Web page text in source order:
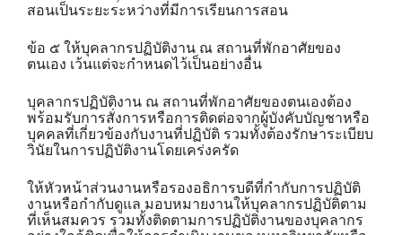
สอนเป็นระยะระหว่างที่มีการเรียนการสอน
ข้อ ๕ ให้บุคลากรปฏิบัติงาน ณ สถานที่พักอาศัยของ
ตนเอง เว้นแต่จะกำหนดไว้เป็นอย่างอื่น
บุคลากรปฏิบัติงาน ณ สถานที่พักอาศัยของตนเองต้อง
พร้อมรับการสั่งการหรือการติดต่อจากผู้บังคับบัญชาหรือ
บุคคลที่เกี่ยวข้องกับงานที่ปฏิบัติ รวมทั้งต้องรักษาระเบียบ
วินัยในการปฏิบัติงานโดยเคร่งครัด
ให้หัวหน้าส่วนงานหรือรองอธิการบดีที่กำกับการปฏิบัติ
งานหรือกำกับดูแล มอบหมายงานให้บุคลากรปฏิบัติตาม
ที่เห็นสมควร รวมทั้งติดตามการปฏิบัติงานของบุคลากร